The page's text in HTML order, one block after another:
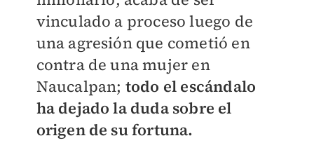
vinculado a proceso luego de
una agresión que cometió en
contra de una mujer en
Naucalpan; todo el escándalo
ha dejado la duda sobre el
origen de su fortuna.